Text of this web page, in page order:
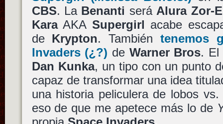
CBS. La Benanti será Alura Zor-
KaraAKA Supergirl acabe
de Krypton. Tambiéntenemos
Invaders(¿?) de Warner Bros. El
Dan Kunka, un tipo con un punto
capaz de transformar una idea
una historia peliculera de lobos
eso de que me apetece más lo de